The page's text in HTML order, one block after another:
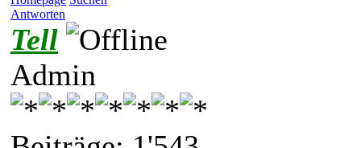
Antworten
Tell
Admin